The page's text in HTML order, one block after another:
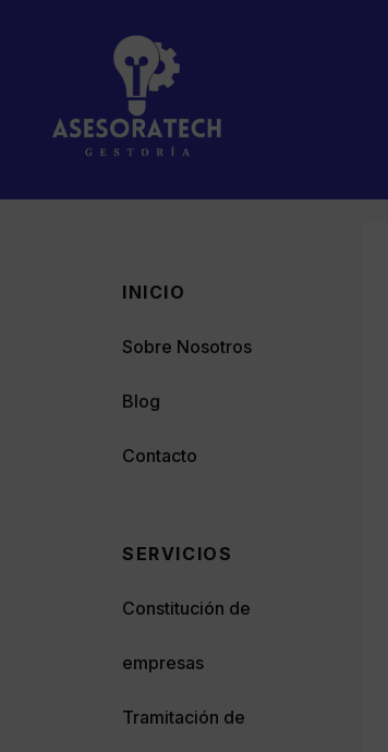
INICIO
Sobre Nosotros
Blog
Contacto
SERVICIOS
Constitución de
empresas
Tramitación de